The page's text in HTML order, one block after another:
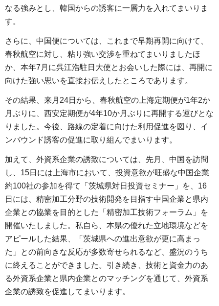
なる強みとし、韓国からの誘客に一層力を入れてまいりま
す。
さらに、中国便については、これまで早期再開に向けて、
春秋航空に対し、粘り強い交渉を重ねてまいりましたほ
か、本年7月に呉江浩駐日大使とお会いした際には、再開に
向けた強い思いを直接お伝えしたところであります。
その結果、来月24日から、春秋航空の上海定期便が1年2か
月ぶりに、西安定期便が4年10か月ぶりに再開する運びとな
りました。今後、路線の定着に向けた利用促進を図り、イ
ンバウンド誘客の促進に取り組んでまいります。
加えて、外資系企業の誘致については、先月、中国を訪問
し、15日には上海市において、投資意欲が旺盛な中国企業
約100社の参加を得て「茨城県対日投資セミナー」を、16
日には、精密加工分野の技術開発を目指す中国企業と県内
企業との協業を目的とした「精密加工技術フォーラム」を
開催いたしました。私自ら、本県の優れた立地環境などを
アピールした結果、「茨城県への進出意欲が更に高まっ
た」との前向きな反応が多数寄せられるなど、盛況のうち
に終えることができました。引き続き、技術と資金力のあ
る外資系企業と県内企業とのマッチングを通じて、外資系
企業の誘致を促進してまいります。